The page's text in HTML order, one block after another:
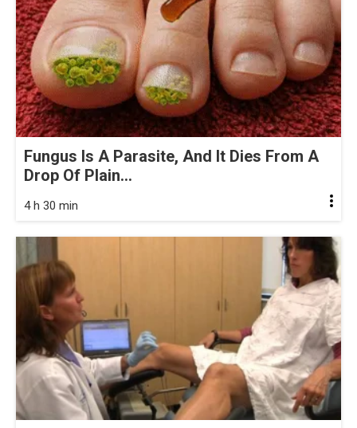
Fungus Is A Parasite, And It Dies From A
Drop Of Plain...
4 h 30 min